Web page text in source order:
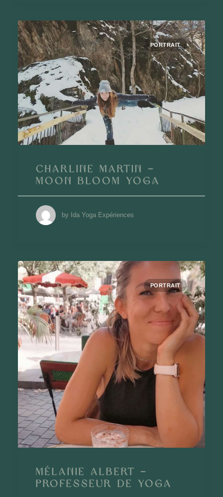
PORTRAIT
Charline Martin –
Moon Bloom Yoga
by Ida Yoga Expériences
PORTRAIT
Mélanie Albert –
Professeur de Yoga